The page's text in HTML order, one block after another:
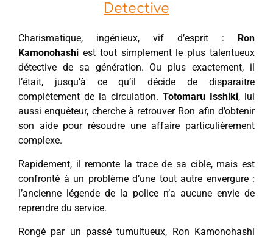
Detective
Charismatique, ingénieux, vif d’esprit : Ron
Kamonohashi est tout simplement le plus talentueux
détective de sa génération. Ou plus exactement, il
l’était, jusqu’à ce qu’il décide de disparaitre
complètement de la circulation. Totomaru Isshiki, lui
aussi enquêteur, cherche à retrouver Ron afin d’obtenir
son aide pour résoudre une affaire particulièrement
complexe.
Rapidement, il remonte la trace de sa cible, mais est
confronté à un problème d’une tout autre envergure :
l’ancienne légende de la police n’a aucune envie de
reprendre du service.
Rongé par un passé tumultueux, Ron Kamonohashi